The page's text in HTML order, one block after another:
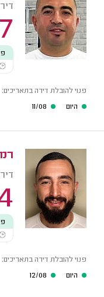
פנוי להובלת דירה בתאריכים:
היום
פנוי להובלת דירה בתאריכים:
היום